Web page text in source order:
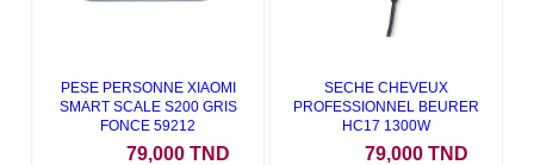
PESE PERSONNE XIAOMI
SMART SCALE S200 GRIS
FONCE 59212
79,000 TND
SECHE CHEVEUX
PROFESSIONNEL BEURER
HC17 1300W
79,000 TND